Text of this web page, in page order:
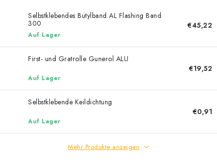
Selbstklebendes Butylband AL Flashing Band
300
Auf Lager
€45,22
First- und Gratrolle Gunerol ALU
Auf Lager
€19,52
Selbstklebende Keildichtung
Auf Lager
€0,91
Mehr Produkte anzeigen